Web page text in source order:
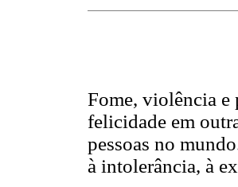
Fome, violência e
felicidade em
pessoas no
à intolerância, à